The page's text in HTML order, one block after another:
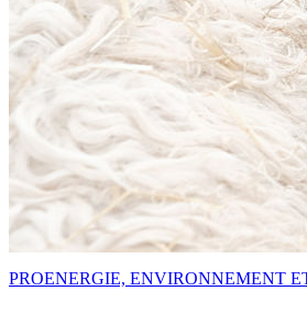
PROENERGIE, ENVIRONNEMENT